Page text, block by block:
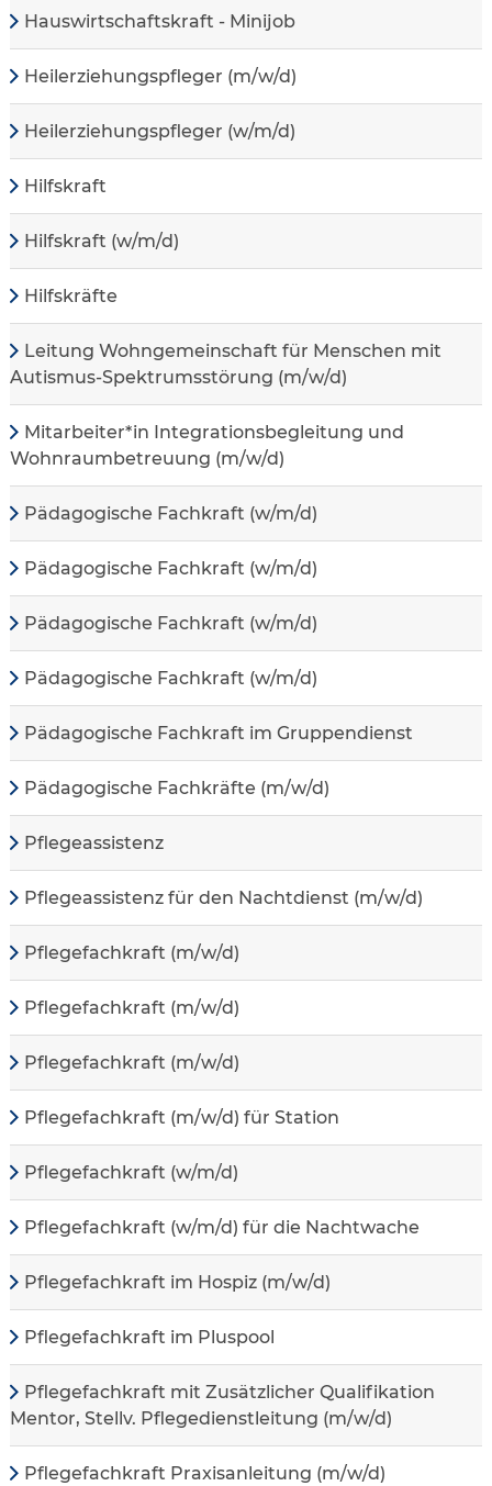
Hauswirtschaftskraft - Minijob
Heilerziehungspfleger (m/w/d)
Heilerziehungspfleger (w/m/d)
Hilfskraft
Hilfskraft (w/m/d)
Hilfskräfte
Leitung Wohngemeinschaft für Menschen mit
Autismus-Spektrumsstörung (m/w/d)
Mitarbeiter*in Integrationsbegleitung und
Wohnraumbetreuung (m/w/d)
Pädagogische Fachkraft (w/m/d)
Pädagogische Fachkraft (w/m/d)
Pädagogische Fachkraft (w/m/d)
Pädagogische Fachkraft (w/m/d)
Pädagogische Fachkraft im Gruppendienst
Pädagogische Fachkräfte (m/w/d)
Pflegeassistenz
Pflegeassistenz für den Nachtdienst (m/w/d)
Pflegefachkraft (m/w/d)
Pflegefachkraft (m/w/d)
Pflegefachkraft (m/w/d)
Pflegefachkraft (m/w/d) für Station
Pflegefachkraft (w/m/d)
Pflegefachkraft (w/m/d) für die Nachtwache
Pflegefachkraft im Hospiz (m/w/d)
Pflegefachkraft im Pluspool
Pflegefachkraft mit Zusätzlicher Qualifikation
Mentor, Stellv. Pflegedienstleitung (m/w/d)
Pflegefachkraft Praxisanleitung (m/w/d)